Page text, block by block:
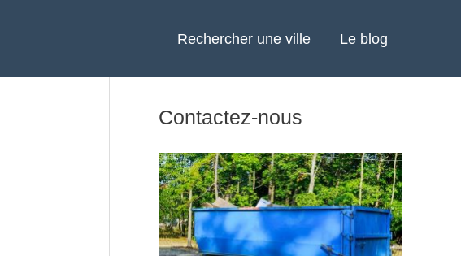
Rechercher une ville Le blog
Contactez-nous